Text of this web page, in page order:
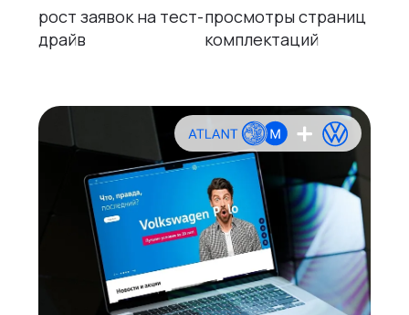
рост заявок на тест-
драйв
просмотры страниц
комплектаций